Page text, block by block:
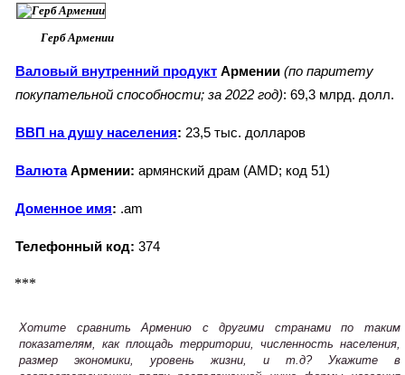
Герб Армении
Валовый внутренний продукт Армении (по паритету
покупательной способности; за 2022 год): 69,3 млрд. долл.
ВВП на душу населения: 23,5 тыс. долларов
ВалютаАрмении: армянский драм (AMD; код 51)
Доменное имя: .am
Телефонный код: 374
***
Хотите сравнить Армению с другими странами по таким
показателям, как площадь территории, численность населения,
размер экономики, уровень жизни, и т.д? Укажите в